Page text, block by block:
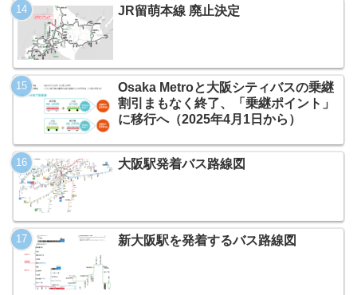
JR留萌本線 廃止決定
Osaka Metroと大阪シティバスの乗継
割引まもなく終了、「乗継ポイント」
に移行へ（2025年4月1日から）
大阪駅発着バス路線図
新大阪駅を発着するバス路線図